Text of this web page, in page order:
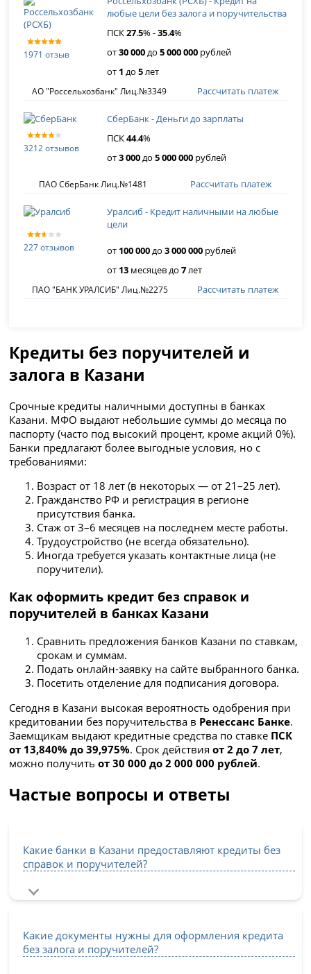
1971 отзыв
любые цели без залога и поручительства
ПСК27.5% -35.4%
от30 000до5 000 000 рублей
от 1 до5лет
АО "Россельхозбанк" Лиц.№3349 Рассчитать платеж
3212 отзывов
СберБанк - Деньги до зарплаты
ПСК44.4%
от3 000до5 000 000 рублей
ПАО СберБанк Лиц.№1481 Рассчитать платеж
227 отзывов
Уралсиб - Кредит наличными на любые
цели
от 100 000до3 000 000 рублей
от 13 месяцев до7лет
ПАО "БАНК УРАЛСИБ" Лиц.№2275 Рассчитать платеж
Кредиты без поручителей и
залога в Казани
Срочные кредиты наличными доступны в банках
Казани. МФО выдают небольшие суммы до месяца по
паспорту (часто под высокий процент, кроме акций 0%).
Банки предлагают более выгодные условия, но с
требованиями:
Возраст от 18 лет (в некоторых — от 21–25 лет).
Гражданство РФ и регистрация в регионе
присутствия банка.
Стаж от 3–6 месяцев на последнем месте работы.
Трудоустройство (не всегда обязательно).
Иногда требуется указать контактные лица (не
поручители).
Как оформить кредит без справок и
поручителей в банках Казани
Сравнить предложения банков Казани по ставкам,
срокам и суммам.
Подать онлайн-заявку на сайте выбранного банка.
Посетить отделение для подписания договора.
Сегодня в Казани высокая вероятность одобрения при
кредитовании без поручительства в Ренессанс Банке.
Заемщикам выдают кредитные средства по ставке ПСК
от 13,840% до 39,975%. Срок действияот 2 до 7 лет,
можно получитьот 30 000 до 2 000 000 рублей.
Частые вопросы и ответы
Какие банки в Казани предоставляют кредиты без
справок и поручителей?
Какие документы нужны для оформления кредита
без залога и поручителей?